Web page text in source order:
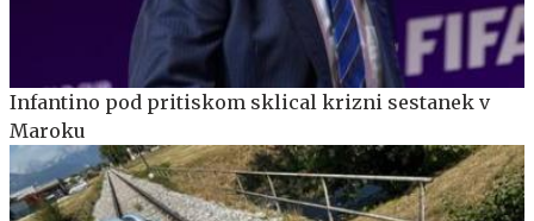
Infantino pod pritiskom sklical krizni sestanek v
Maroku